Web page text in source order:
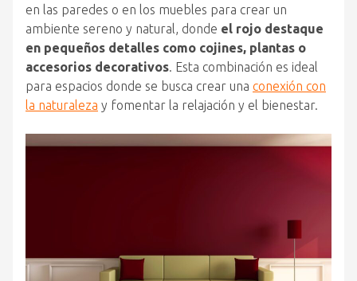
en las paredes o en los muebles para crear un
ambiente sereno y natural, donde el rojo destaque
en pequeños detalles como cojines, plantas o
accesorios decorativos. Esta combinación es ideal
para espacios donde se busca crear una conexión con
la naturaleza y fomentar la relajación y el bienestar.